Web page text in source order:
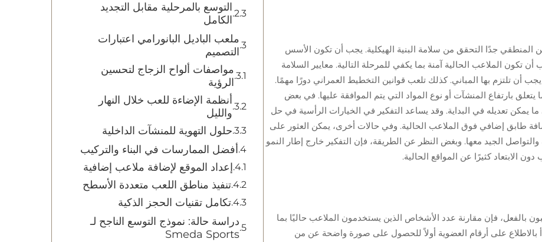
المنطقي جدًا التحقق من سلامة البنية الهيكلية. يجب أن تكون الأسس
الملاعب الحالية آمنة بما يكفي للمرحلة التالية. معايير السلامة
أن تلتزم بها المباني. كذلك تلعب قوانين التخطيط العمراني دورًا مهمًا.
بارتفاع المنشآت أو نوع المواد التي يتم الموافقة عليها. في بعض
يمكن تعديله في البداية. وقد يساعد التفكير في الخيارات الرأسية في حل
طابق إضافي فوق الملاعب الحالية. وفي حالات أخرى، يمكن العثور على
الجيد معها. وبغض النظر عن الطريقة، فإن التفكير خارج إطار النمو
الابتعاد كثيرًا عن المواقع الحالية.
بالفعل، فإن مقارنة عدد الأشخاص الذين يستخدمون الملاعب حاليًا بما
بالاطلاع على أرقام العضوية أولاً للحصول على صورة واضحة عن من
التوسع بالمرحلية مقابل التجديد
الكامل
ملعب الباديل البانورامي اعتبارات
التصميم
مواصفات ألواح الزجاج لتحسين
الرؤية
أنظمة الإضاءة للعب خلال النهار
والليل
حلول التهوية للمنشآت الداخلية
أفضل الممارسات في البناء والتركيب
إعداد الموقع لإضافة ملاعب إضافية
تنفيذ مناطق اللعب متعددة الأسطح
تكامل تقنيات الحجز الذكية
دراسة حالة: نموذج التوسع الناجح لـ
Smeda Sports